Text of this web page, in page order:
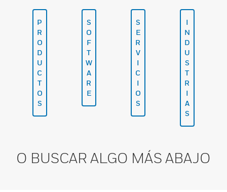
P
R
O
D
U
C
T
O
S
S
O
F
T
W
A
R
E
S
E
R
V
I
C
I
O
S
I
N
D
U
S
T
R
I
A
S
O BUSCAR ALGO MÁS ABAJO